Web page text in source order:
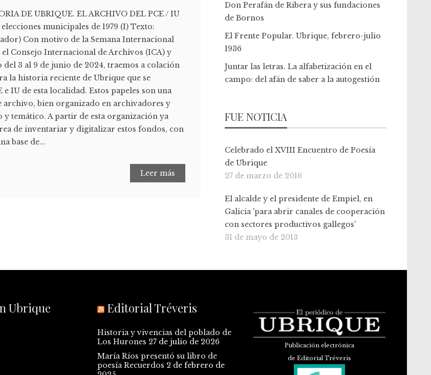
DE UBRIQUE. EL ARCHIVO DEL PCE / IU
municipales de 1979 (I) Texto:
Con motivo de la Semana Internacional
Consejo Internacional de Archivos (ICA) y
del 3 al 9 de junio de 2024, traemos a colación
la historia reciente de Ubrique que se
IU de esta localidad. Estos papeles son una
archivo, bien organizado en archivadores y
temático. A partir de esta organización ya
de inventariar y digitalizar estos fondos, con
base de...
Leer más
Don Perafán de Ribera y sus fundaciones
de Bornos
El Frente Popular. Ubrique, febrero-julio
1936
Juntar las letras. La alfabetización en el
campo: del afán de saber a la autogestión
FUE NOTICIA
Celebrado el XVIII Encuentro de Poesía
de Ubrique
27 de marzo de 2016
El alcalde y el presidente de Empiel, en
Galicia 'para abrir canales de cooperación
con sectores productivos gallegos'
31 de mayo de 2013
Ubrique Editorial Tréveris
Historia y vivencias del poblado de
Los Hurones 27 de julio de 2026
María Ríos presentó su libro de
poesía Recuerdos 2 de febrero de
Publicación electrónica
de Editorial Tréveris